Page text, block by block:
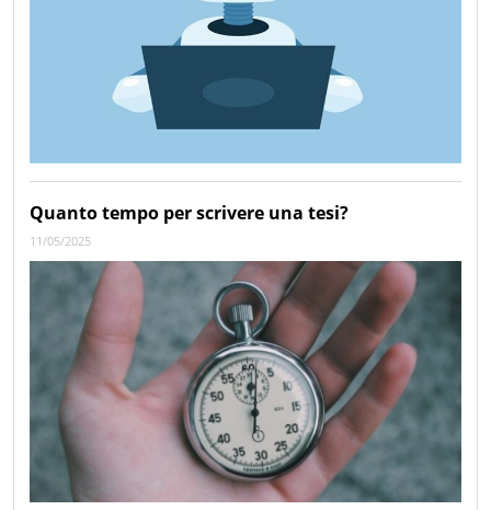
Quanto tempo per scrivere una tesi?
11/05/2025